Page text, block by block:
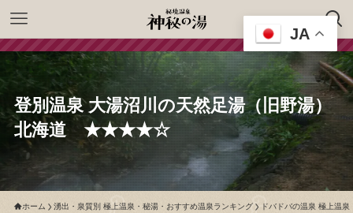
登別温泉 大湯沼川の天然足湯（旧野湯）
北海道 ★★★★☆
ホーム 湧出・泉質別 極上温泉・秘湯・おすすめ温泉ランキング ドバドバの温泉 極上温
JA